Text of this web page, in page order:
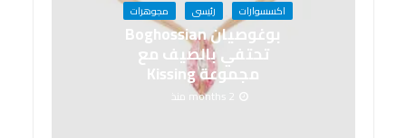
اكسسوارات رئيسى مجوهرات
بوغوصيان Boghossian
تحتفي بالصيف مع
مجموعة Kissing
2 months منذ